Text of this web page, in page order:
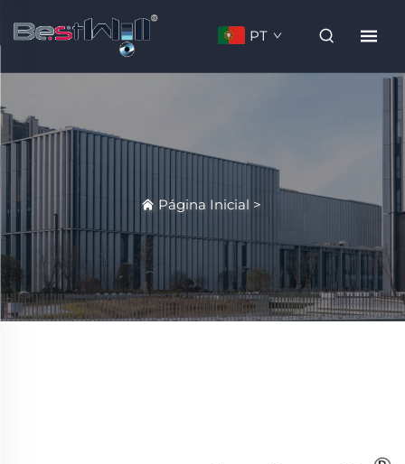
PT
Página Inicial >